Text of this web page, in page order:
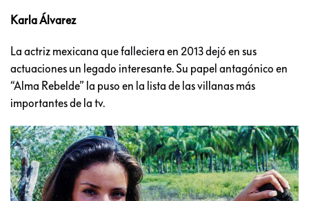
Karla Álvarez
La actriz mexicana que falleciera en 2013 dejó en sus
actuaciones un legado interesante. Su papel antagónico en
“Alma Rebelde” la puso en la lista de las villanas más
importantes de la tv.